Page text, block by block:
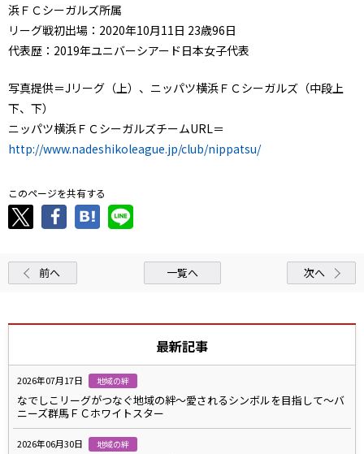
浜ＦＣシーガルズ所属
リーグ戦初出場：2020年10月11日 23歳96日
代表歴： 2019年ユニバーシアード日本女子代表
写真提供＝Jリーグ（上）、ニッパツ横浜ＦＣシーガルズ（中段上
下、下）
ニッパツ横浜ＦＣシーガルズチームURL＝
http://www.nadeshikoleague.jp/club/nippatsu/
このページを共有する
前へ 一覧へ 次へ
最新記事
2026年07月17日 地域の絆
なでしこリーグがつなぐ地域の絆～愛されるシンボルを目指して～バ
ニーズ群馬ＦＣホワイトスター
2026年06月30日 地域の絆